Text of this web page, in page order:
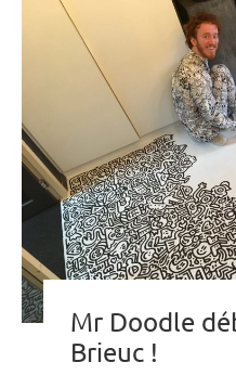
Mr Doodle
Brieuc !